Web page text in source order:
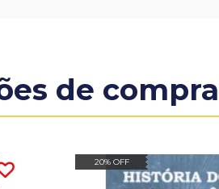
de compra
20% OFF